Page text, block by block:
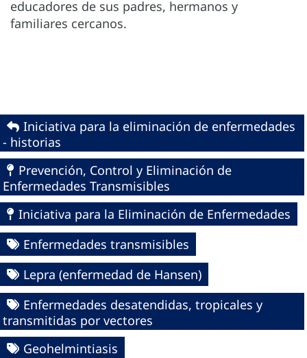
educadores de sus padres, hermanos y
familiares cercanos.
Iniciativa para la eliminación de enfermedades
- historias
Prevención, Control y Eliminación de
Enfermedades Transmisibles
Iniciativa para la Eliminación de Enfermedades
Enfermedades transmisibles
Lepra (enfermedad de Hansen)
Enfermedades desatendidas, tropicales y
transmitidas por vectores
Geohelmintiasis